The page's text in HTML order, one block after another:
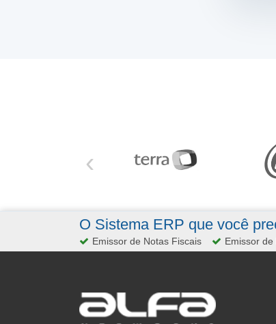
‹
O Sistema ERP que você
Emissor de Notas Fiscais Emissor de